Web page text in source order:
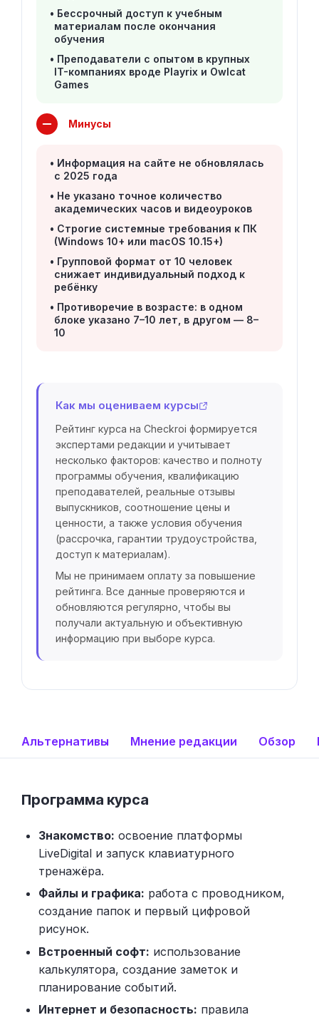
Бессрочный доступ к учебным
материалам после окончания
обучения
Преподаватели с опытом в крупных
IT-компаниях вроде Playrix и Owlcat
Games
Минусы
Информация на сайте не обновлялась
с 2025 года
Не указано точное количество
академических часов и видеоуроков
Строгие системные требования к ПК
(Windows 10+ или macOS 10.15+)
Групповой формат от 10 человек
снижает индивидуальный подход к
ребёнку
Противоречие в возрасте: в одном
блоке указано 7–10 лет, в другом — 8–
10
Как мы оцениваем курсы
Рейтинг курса на Checkroi формируется
экспертами редакции и учитывает
несколько факторов: качество и полноту
программы обучения, квалификацию
преподавателей, реальные отзывы
выпускников, соотношение цены и
ценности, а также условия обучения
(рассрочка, гарантии трудоустройства,
доступ к материалам).
Мы не принимаем оплату за повышение
рейтинга. Все данные проверяются и
обновляются регулярно, чтобы вы
получали актуальную и объективную
информацию при выборе курса.
Альтернативы Мнение редакции Обзор
Программа курса
Знакомство: освоение платформы
LiveDigital и запуск клавиатурного
тренажёра.
Файлы и графика: работа с проводником,
создание папок и первый цифровой
рисунок.
Встроенный софт: использование
калькулятора, создание заметок и
планирование событий.
Интернет и безопасность: правила